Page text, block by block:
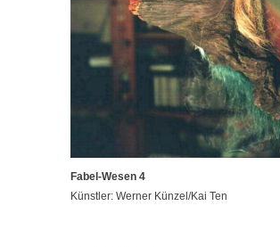
Fabel-Wesen 4
Künstler: Werner Künzel/Kai Ten